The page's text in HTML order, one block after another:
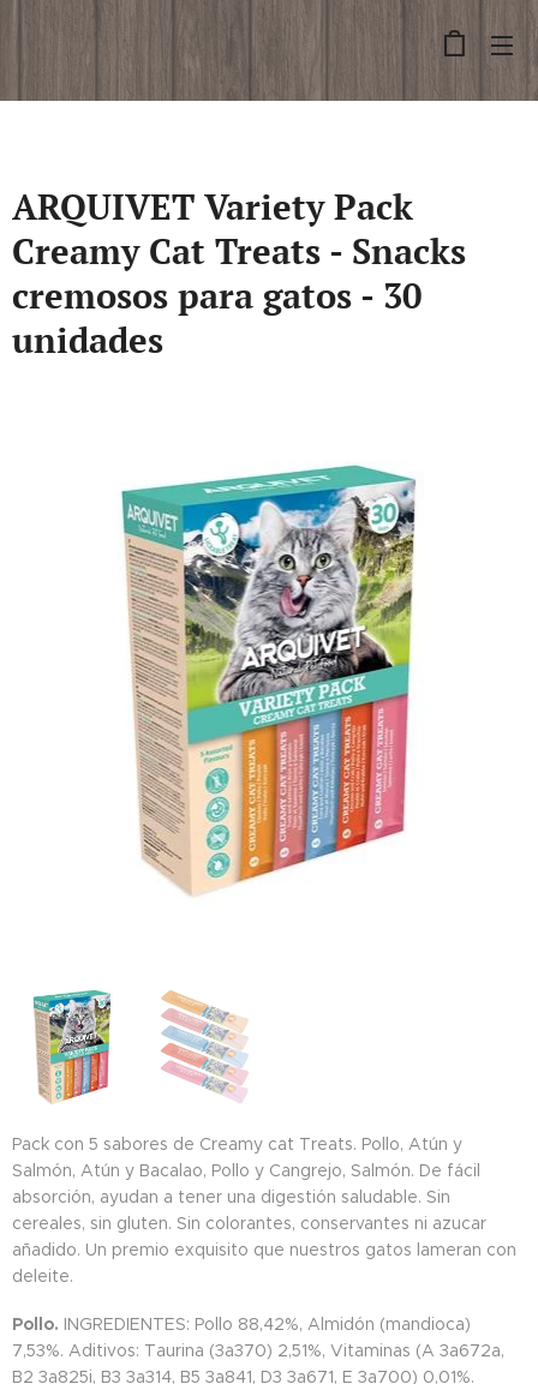
ARQUIVET Variety Pack
Creamy Cat Treats - Snacks
cremosos para gatos - 30
unidades
Pack con 5 sabores de Creamy cat Treats. Pollo, Atún y
Salmón, Atún y Bacalao, Pollo y Cangrejo, Salmón. De fácil
absorción, ayudan a tener una digestión saludable. Sin
cereales, sin gluten. Sin colorantes, conservantes ni azucar
añadido. Un premio exquisito que nuestros gatos lameran con
deleite.
Pollo. INGREDIENTES: Pollo 88,42%, Almidón (mandioca)
7,53%. Aditivos: Taurina (3a370) 2,51%, Vitaminas (A 3a672a,
B2 3a825i, B3 3a314, B5 3a841, D3 3a671, E 3a700) 0,01%.